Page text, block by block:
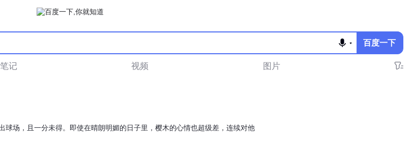
百度一下
笔记 视频 图片
场，且一分未得。即使在晴朗明媚的日子里，樱木的心情也超级差，连续对他